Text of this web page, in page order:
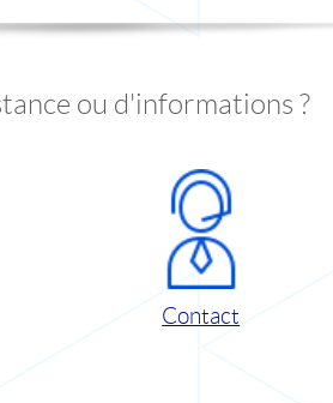
ou d'informations ?
Contact